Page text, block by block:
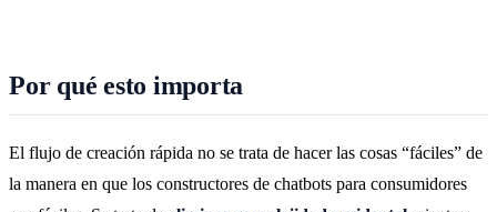
Por qué esto importa
El flujo de creación rápida no se trata de hacer las cosas “fáciles” de
la manera en que los constructores de chatbots para consumidores